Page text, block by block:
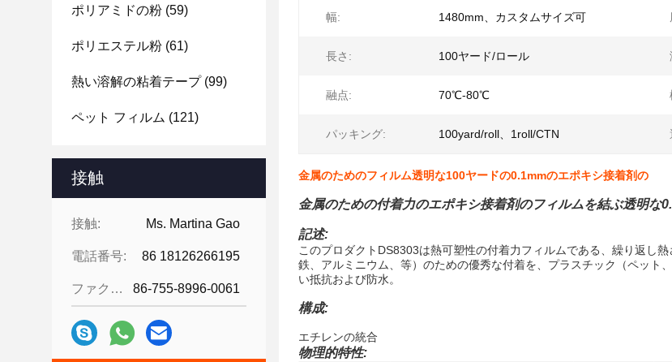
ポリアミドの粉 (59)
ポリエステル粉 (61)
熱い溶解の粘着テープ(99)
ペット フィルム (121)
接触
接触: Ms. Martina Gao
電話番号: 86 18126266195
ファクシミリ: 86-755-8996-0061
幅: 1480mm、カスタムサイズ可
長さ: 100ヤード/ロール
融点: 70℃-80℃
パッキング: 100yard/roll、1roll/CTN
金属のためのフィルム透明な100ヤードの0.1mmのエポキシ接着剤の
金属のための付着力のエポキシ接着剤のフィルムを結ぶ透明な
記述:
このプロダクトDS8303は熱可塑性の付着力フィルムである、繰り返し
鉄、アルミニウム、等）のための優秀な付着を、プラスチック（ペット
い抵抗および防水。
構成:
エチレンの統合
物理的特性: